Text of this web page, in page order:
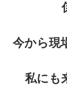
今から現
私にも